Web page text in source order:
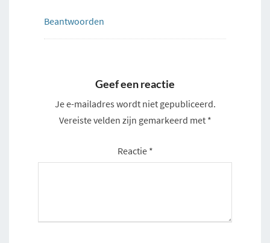
Beantwoorden
Geef een reactie
Je e-mailadres wordt niet gepubliceerd.
Vereiste velden zijn gemarkeerd met *
Reactie *